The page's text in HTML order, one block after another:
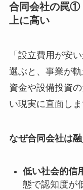
合同会社の罠①
上に高い
「設立費用が安
選ぶと、事業が
資金や設備投資
い現実に直面し
なぜ合同会社は
低い社会的信
態で認知度が